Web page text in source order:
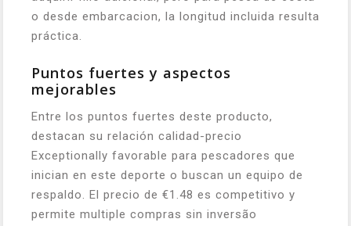
o desde embarcacion, la longitud incluida resulta
práctica.
Puntos fuertes y aspectos
mejorables
Entre los puntos fuertes deste producto,
destacan su relación calidad-precio
Exceptionally favorable para pescadores que
inician en este deporte o buscan un equipo de
respaldo. El precio de €1.48 es competitivo y
permite multiple compras sin inversão